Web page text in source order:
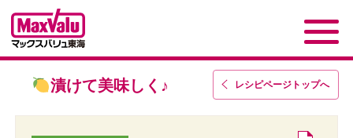
レシピページトップへ
漬けて美味しく♪